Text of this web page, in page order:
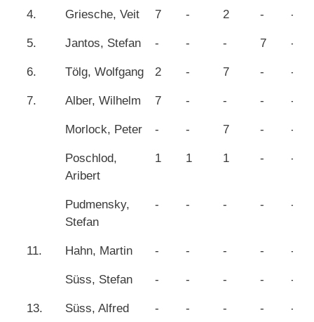
4. Griesche, Veit 7 - 2 - -
5. Jantos, Stefan - - - 7 -
6. Tölg, Wolfgang 2 - 7 - -
7. Alber, Wilhelm 7 - - - -
Morlock, Peter - - 7 - -
Poschlod,
Aribert
1 1 1 - -
Pudmensky,
Stefan
- - - - -
11. Hahn, Martin - - - - -
Süss, Stefan - - - - -
13. Süss, Alfred - - - - -